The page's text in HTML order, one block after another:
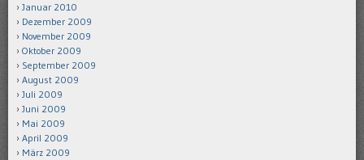
Januar 2010
Dezember 2009
November 2009
Oktober 2009
September 2009
August 2009
Juli 2009
Juni 2009
Mai 2009
April 2009
März 2009